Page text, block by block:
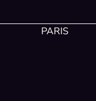
PARIS